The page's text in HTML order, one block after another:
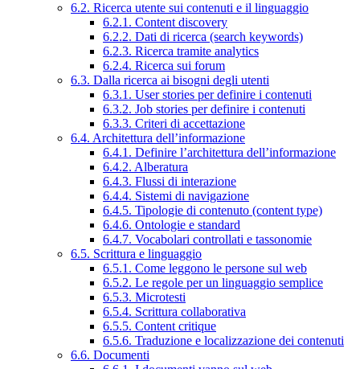
6.2. Ricerca utente sui contenuti e il linguaggio
6.2.1. Content discovery
6.2.2. Dati di ricerca (search keywords)
6.2.3. Ricerca tramite analytics
6.2.4. Ricerca sui forum
6.3. Dalla ricerca ai bisogni degli utenti
6.3.1. User stories per definire i contenuti
6.3.2. Job stories per definire i contenuti
6.3.3. Criteri di accettazione
6.4. Architettura dell’informazione
6.4.1. Definire l’architettura dell’informazione
6.4.2. Alberatura
6.4.3. Flussi di interazione
6.4.4. Sistemi di navigazione
6.4.5. Tipologie di contenuto (content type)
6.4.6. Ontologie e standard
6.4.7. Vocabolari controllati e tassonomie
6.5. Scrittura e linguaggio
6.5.1. Come leggono le persone sul web
6.5.2. Le regole per un linguaggio semplice
6.5.3. Microtesti
6.5.4. Scrittura collaborativa
6.5.5. Content critique
6.5.6. Traduzione e localizzazione dei contenuti
6.6. Documenti